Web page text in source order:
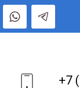
+7